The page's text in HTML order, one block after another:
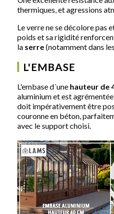
thermiques, et agressions
Le verre ne se décolore pas
poids et sa rigidité
la serre(notamment dans
L'EMBASE
L'embase d´une hauteur de
aluminium et est
doit impérativement être
couronne en béton,
avec le support choisi.